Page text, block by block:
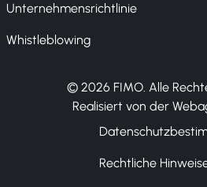
Unternehmensrichtlinie
Whistleblowing
© 2026 FIMO. Alle
Realisiert von der
Rechtliche